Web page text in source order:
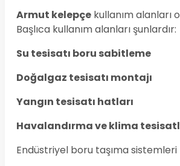
Armut kelepçe kullanım alanları
Başlıca kullanım alanları şunlardır:
Su tesisatı boru sabitleme
Doğalgaz tesisatı montajı
Yangın tesisatı hatları
Havalandırma ve klima
Endüstriyel boru taşıma sistemleri